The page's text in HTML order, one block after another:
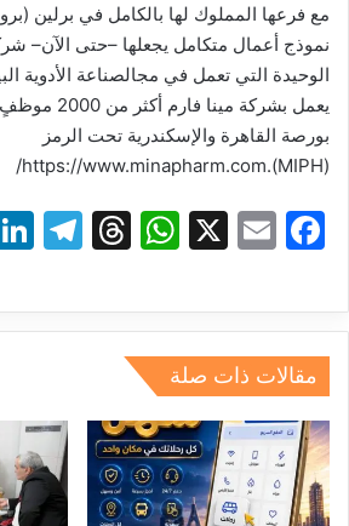
مع فرعها المملوك لها بالكامل في برلين
نموذج أعمال متكامل يجعلها –حتى الآن–
الوحيدة التي تعمل في مجالصناعة الأدوية
يعمل بشركة مينا فارم أكثر من
بورصة القاهرة والإسكندرية تحت الرمز
(
MIPH
)
.
https://www.minapharm.com/
F
c
e
b
o
o
k
E
ai
l
X
W
at
s
A
p
p
T
e
a
s
T
e
gr
m
مقالات ذات صلة